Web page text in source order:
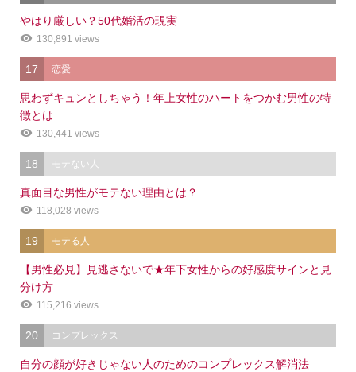
やはり厳しい？50代婚活の現実
130,891 views
17 恋愛
思わずキュンとしちゃう！年上女性のハートをつかむ男性の特
徴とは
130,441 views
18 モテない人
真面目な男性がモテない理由とは？
118,028 views
19 モテる人
【男性必見】見逃さないで★年下女性からの好感度サインと見
分け方
115,216 views
20 コンプレックス
自分の顔が好きじゃない人のためのコンプレックス解消法